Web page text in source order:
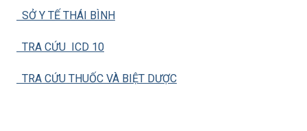
SỞ Y TẾ THÁI BÌNH
TRA CỨU ICD 10
TRA CỨU THUỐC VÀ BIỆT DƯỢC